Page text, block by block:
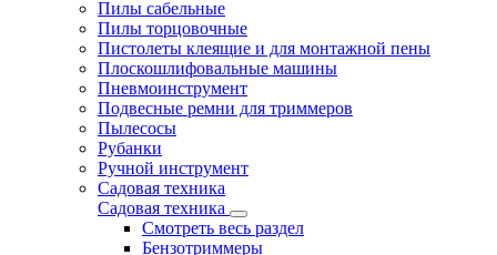
Пилы сабельные
Пилы торцовочные
Пистолеты клеящие и для монтажной пены
Плоскошлифовальные машины
Пневмоинструмент
Подвесные ремни для триммеров
Пылесосы
Рубанки
Ручной инструмент
Садовая техника
Садовая техника
Смотреть весь раздел
Бензотриммеры